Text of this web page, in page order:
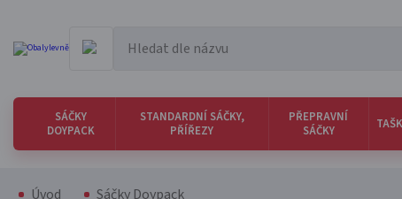
SÁČKY
DOYPACK
STANDARDNÍ SÁČKY,
PŘÍŘEZY
PŘEPRAVNÍ
SÁČKY
Úvod Sáčky Doypack